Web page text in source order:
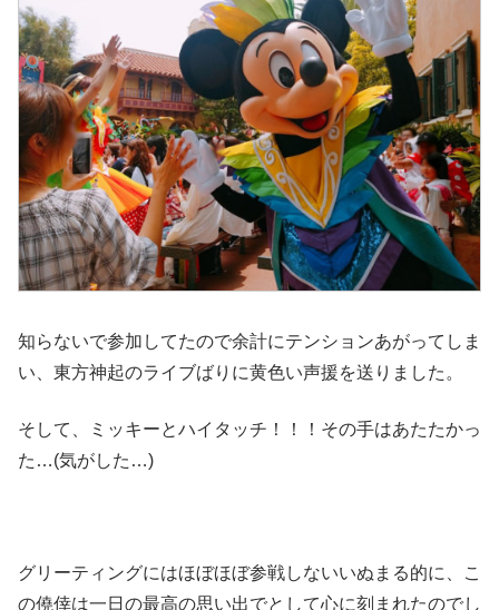
知らないで参加してたので余計にテンションあがってしま
い、東方神起のライブばりに黄色い声援を送りました。
そして、ミッキーとハイタッチ！！！その手はあたたかっ
た…(気がした…)
グリーティングにはほぼほぼ参戦しないいぬまる的に、こ
の僥倖は一日の最高の思い出でとして心に刻まれたのでし